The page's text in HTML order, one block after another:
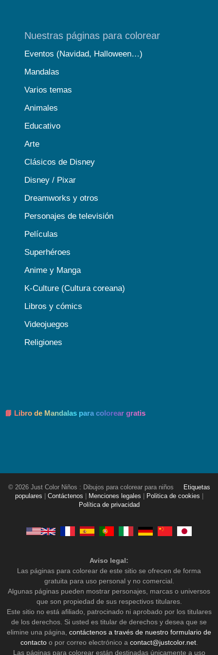
Nuestras páginas para colorear
Eventos (Navidad, Halloween…)
Mandalas
Varios temas
Animales
Educativo
Arte
Clásicos de Disney
Disney / Pixar
Dreamworks y otros
Personajes de televisión
Películas
Superhéroes
Anime y Manga
K-Culture (Cultura coreana)
Libros y cómics
Videojuegos
Religiones
📘 Libro de Mandalas para colorear gratis
© 2026 Just Color Niños : Dibujos para colorear para niños
Etiquetas
populares
Contáctenos Menciones legales Politica de cookies
Política de privacidad
Aviso legal:
Las páginas para colorear de este sitio se ofrecen de forma
gratuita para uso personal y no comercial.
Algunas páginas pueden mostrar personajes, marcas o universos
que son propiedad de sus respectivos titulares.
Este sitio no está afiliado, patrocinado ni aprobado por los titulares
de los derechos. Si usted es titular de derechos y desea que se
elimine una página, contáctenos a través de nuestro formulario de
contactoo por correo electrónico a contact@justcolor.net.
Las páginas para colorear están destinadas únicamente a uso